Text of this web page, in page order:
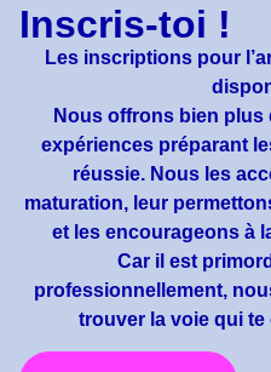
Inscris-toi !
Les inscriptions pour
Nous offrons bien plus
expériences préparant
réussie. Nous les
maturation, leur
et les encourageons à
Car il est
professionnellement,
trouver la voie qui